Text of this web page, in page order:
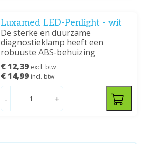
Luxamed LED-Penlight - wit
De sterke en duurzame
diagnostieklamp heeft een
robuuste ABS-behuizing
€ 12,39 excl. btw
€ 14,99 incl. btw
- +